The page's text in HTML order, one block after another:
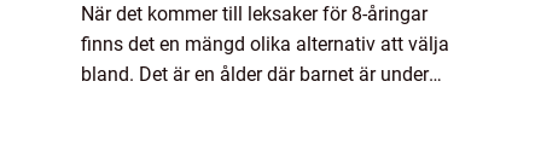
När det kommer till leksaker för 8-åringar
finns det en mängd olika alternativ att välja
bland. Det är en ålder där barnet är under